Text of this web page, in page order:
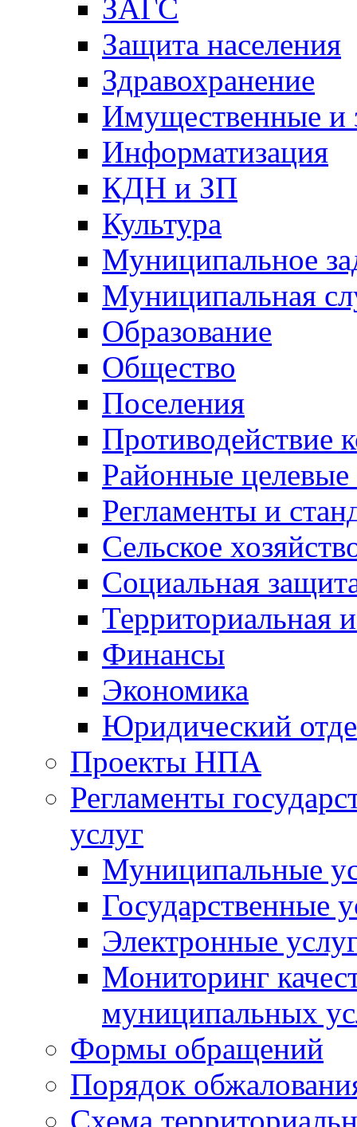
ЗАГС
Защита населения
Здравохранение
Имущественные и
Информатизация
КДН и ЗП
Культура
Муниципальное
Муниципальная
Образование
Общество
Поселения
Противодействие
Районные
Регламенты и
Сельское
Социальная
Территориальная
Финансы
Экономика
Юридический
Проекты НПА
Регламенты
услуг
Муниципальные
Государственные
Электронные
Мониторинг
муниципальных
Формы обращений
Порядок